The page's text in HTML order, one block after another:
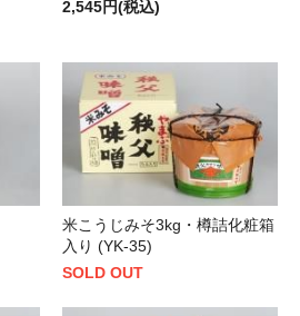
2,545円(税込)
米こうじみそ3kg・樽詰化粧箱
入り (YK-35)
SOLD OUT